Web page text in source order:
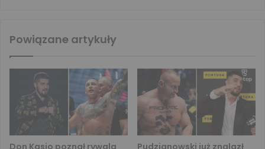
Powiązane artykuły
Don Kasjo poznał rywala
Pudzianowski już znalazł